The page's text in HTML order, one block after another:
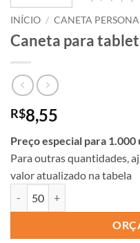
INÍCIO / CANETA
Caneta para
R$8,55
Preço especial para 1.000
Para outras quantidades,
valor atualizado na tabela